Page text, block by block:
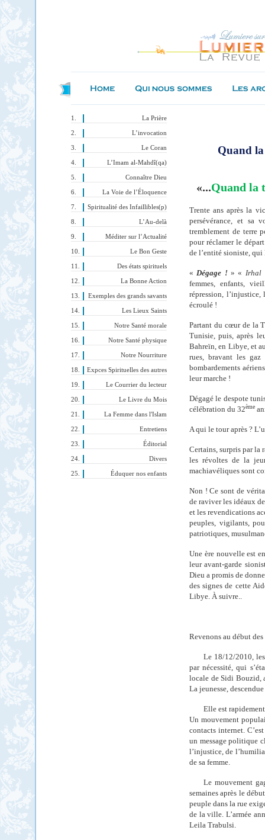
La Prière
L’invocation
Le Coran
L’Imam al-Mahdî(qa)
Connaître Dieu
La Voie de l’Éloquence
Spiritualité des Infaillibles(p)
L’Au-delà
Méditer sur l’Actualité
Le Bon Geste
Des états spirituels
La Bonne Action
Exemples des grands savants
Les Lieux Saints
Notre Santé morale
Notre Santé physique
Notre Nourriture
Expces Spirituelles des autres
Le Courrier du lecteur
Le Livre du Mois
La Femme dans l'Islam
Entretiens
Éditorial
Divers
Éduquer nos enfants
Quand la
«...Quand la
Trente ans après la
persévérance, et sa
tremblement de terre
pour réclamer le
de l’entité sioniste,
«Dégage ! » «
femmes, enfants,
répression,
écroulé !
Partant du cœur de la
Tunisie, puis, après
Bahreïn, en Libye, et
rues, bravant les gaz
bombardements
leur marche !
Dégagé le despote
célébration du 32ème
A qui le tour après ?
Certains, surpris par la
les révoltes de la
machiavéliques sont
Non ! Ce sont de
de raviver les idéaux
et les revendications
peuples, vigilants,
patriotiques,
Une ère nouvelle est
leur avant-garde
Dieu a promis de
des signes de cette
Libye. À suivre..
Revenons au début
Le 18/12/2010,
par nécessité, qui
locale de Sidi Bouzid,
La jeunesse,
Elle est
Un mouvement
contacts internet.
un message politique
l’injustice, de
de sa femme.
Le mouvement
semaines après le
peuple dans la rue
de la ville. L’armée
Leila Trabulsi.